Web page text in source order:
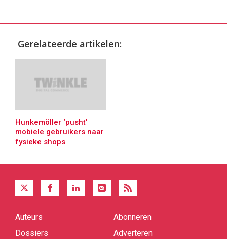
Gerelateerde artikelen:
Hunkemöller ‘pusht’
mobiele gebruikers naar
fysieke shops
Quick
Auteurs
Dossiers
Abonneren
Adverteren